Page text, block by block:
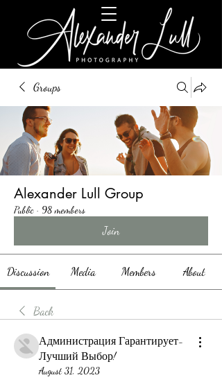
Groups
Alexander Lull Group
Public · 98 members
Join
Discussion Media Members About
Back
Администрация Гарантирует-
Лучший Выбор!
August 31, 2023